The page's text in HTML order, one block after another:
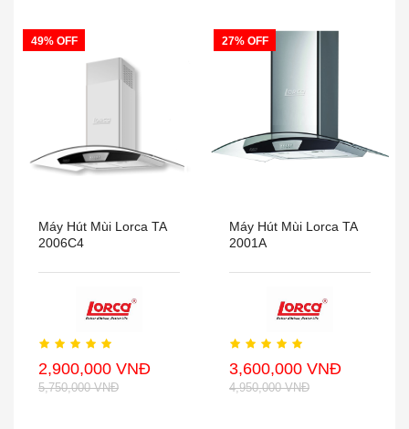
49% OFF
Máy Hút Mùi Lorca TA
2006C4
2,900,000 VNĐ
5,750,000 VNĐ
27% OFF
Máy Hút Mùi Lorca TA
2001A
3,600,000 VNĐ
4,950,000 VNĐ